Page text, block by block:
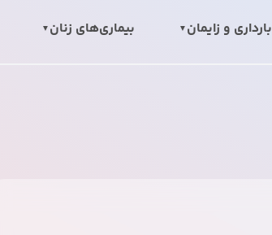
بارداری و زایمان بیماری‌های زنان